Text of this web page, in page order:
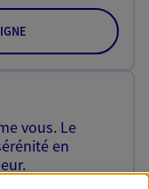
vous. Le
en